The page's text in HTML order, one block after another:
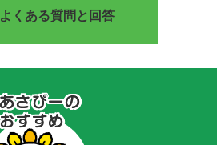
よくある質問と回答